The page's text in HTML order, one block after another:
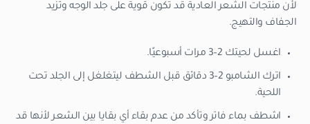
لأن منتجات الشعر العادية قد تكون قوية على جلد الوجه وتزيد
الجفاف والتهيج.
اغسل لحيتك 2–3 مرات أسبوعيًا.
اترك الشامبو 2–3 دقائق قبل الشطف ليتغلغل إلى الجلد تحت
اللحية.
اشطف بماء فاتر وتأكد من عدم بقاء أي بقايا بين الشعر لأنها قد